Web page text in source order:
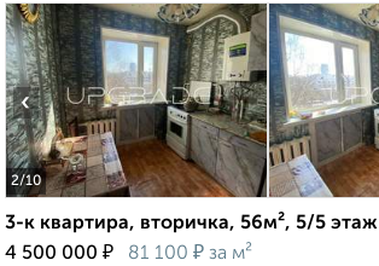
2/10
‹
3-к квартира, вторичка, 56м², 5/5 этаж
4 500 000 ₽ 81 100 ₽ за м²